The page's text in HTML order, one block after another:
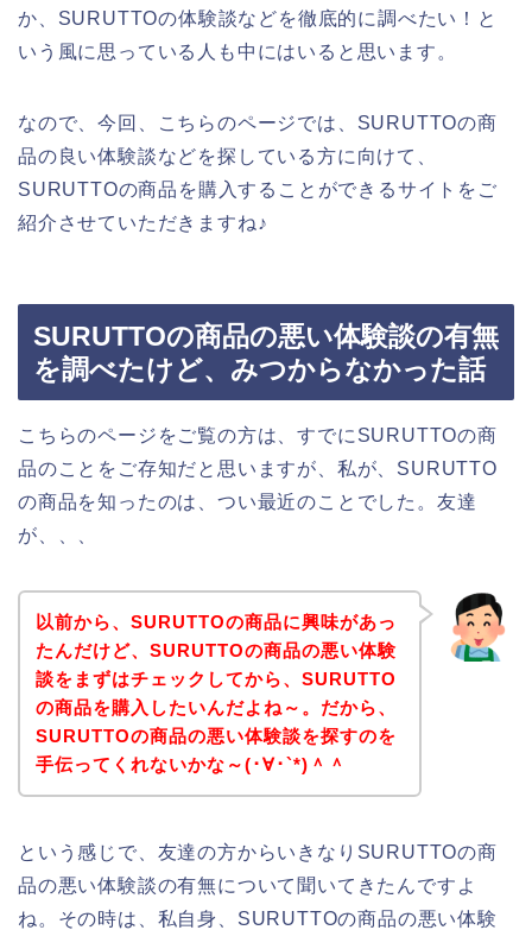
か、SURUTTOの体験談などを徹底的に調べたい！と
いう風に思っている人も中にはいると思います。
なので、今回、こちらのページでは、SURUTTOの商
品の良い体験談などを探している方に向けて、
SURUTTOの商品を購入することができるサイトをご
紹介させていただきますね♪
SURUTTOの商品の悪い体験談の有無
を調べたけど、みつからなかった話
こちらのページをご覧の方は、すでにSURUTTOの商
品のことをご存知だと思いますが、私が、SURUTTO
の商品を知ったのは、つい最近のことでした。友達
が、、、
以前から、SURUTTOの商品に興味があっ
たんだけど、SURUTTOの商品の悪い体験
談をまずはチェックしてから、SURUTTO
の商品を購入したいんだよね～。だから、
SURUTTOの商品の悪い体験談を探すのを
手伝ってくれないかな～(･∀･`*)＾＾
という感じで、友達の方からいきなりSURUTTOの商
品の悪い体験談の有無について聞いてきたんですよ
ね。その時は、私自身、SURUTTOの商品の悪い体験